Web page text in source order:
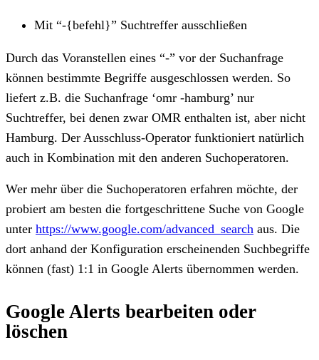
Mit “-{befehl}” Suchtreffer ausschließen
Durch das Voranstellen eines “-” vor der Suchanfrage
können bestimmte Begriffe ausgeschlossen werden. So
liefert z.B. die Suchanfrage ‘omr -hamburg’ nur
Suchtreffer, bei denen zwar OMR enthalten ist, aber nicht
Hamburg. Der Ausschluss-Operator funktioniert natürlich
auch in Kombination mit den anderen Suchoperatoren.
Wer mehr über die Suchoperatoren erfahren möchte, der
probiert am besten die fortgeschrittene Suche von Google
unter https://www.google.com/advanced_search aus. Die
dort anhand der Konfiguration erscheinenden Suchbegriffe
können (fast) 1:1 in Google Alerts übernommen werden.
Google Alerts bearbeiten oder
löschen